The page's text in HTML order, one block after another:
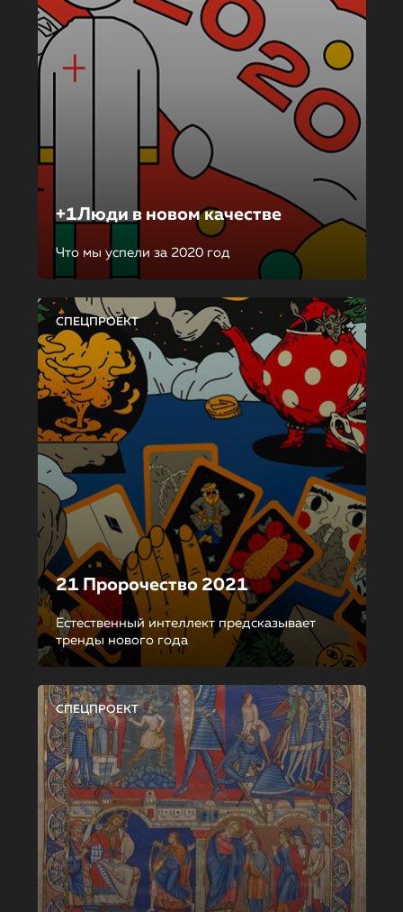
+1Люди в новом качестве
Что мы успели за 2020 год
СПЕЦПРОЕКТ
21 Пророчество 2021
Естественный интеллект предсказывает
тренды нового года
СПЕЦПРОЕКТ